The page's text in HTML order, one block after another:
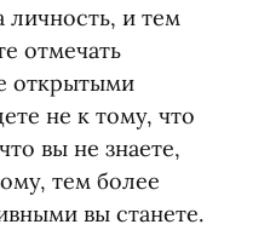
личность, и тем
отмечать
открытыми
не к тому, что
вы не знаете,
тем более
вы станете.